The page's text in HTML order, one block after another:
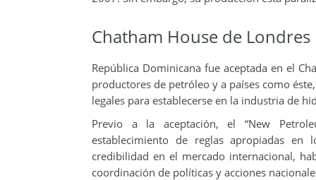
Chatham House de Londres
República Dominicana fue aceptada en el
productores de petróleo y a países como
legales para establecerse en la industria de
Previo a la aceptación, el “New
establecimiento de reglas apropiadas en
credibilidad en el mercado internacional,
coordinación de políticas y acciones